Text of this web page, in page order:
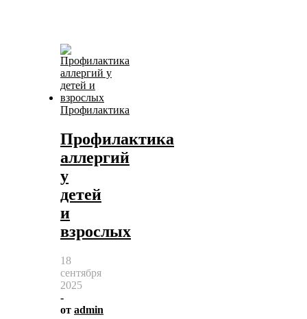
Профилактика
Профилактика
аллергий
у
детей
и
взрослых
18
сентября
2025
-
от admin